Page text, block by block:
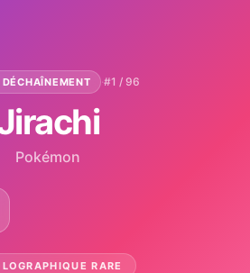
·#1 / 96
Pokémon
RARE